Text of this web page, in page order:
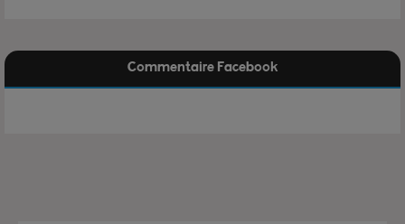
Commentaire Facebook